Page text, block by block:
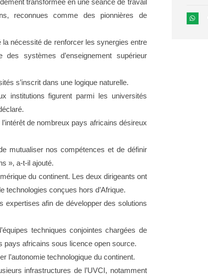
reconnues comme des pionnières de
nécessité de renforcer les synergies entre
des systèmes d’enseignement supérieur
s’inscrit dans une logique naturelle.
institutions figurent parmi les universités
de nombreux pays africains désireux
mutualiser nos compétences et de définir
», a-t-il ajouté.
du continent. Les deux dirigeants ont
technologies conçues hors d’Afrique.
expertises afin de développer des solutions
techniques conjointes chargées de
pays africains sous licence open source.
l’autonomie technologique du continent.
infrastructures de l’UVCI, notamment